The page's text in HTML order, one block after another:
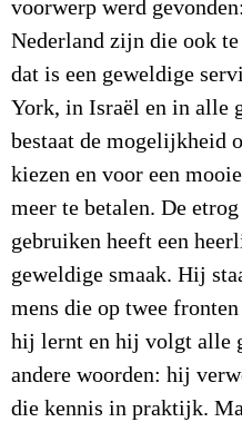
voorwerp werd
Nederland zijn die ook
dat is een geweldige
York, in Israël en in alle
bestaat de mogelijkheid
kiezen en voor een
meer te betalen. De
gebruiken heeft een
geweldige smaak. Hij
mens die op twee
hij lernt en hij volgt alle
andere woorden: hij
die kennis in praktijk.